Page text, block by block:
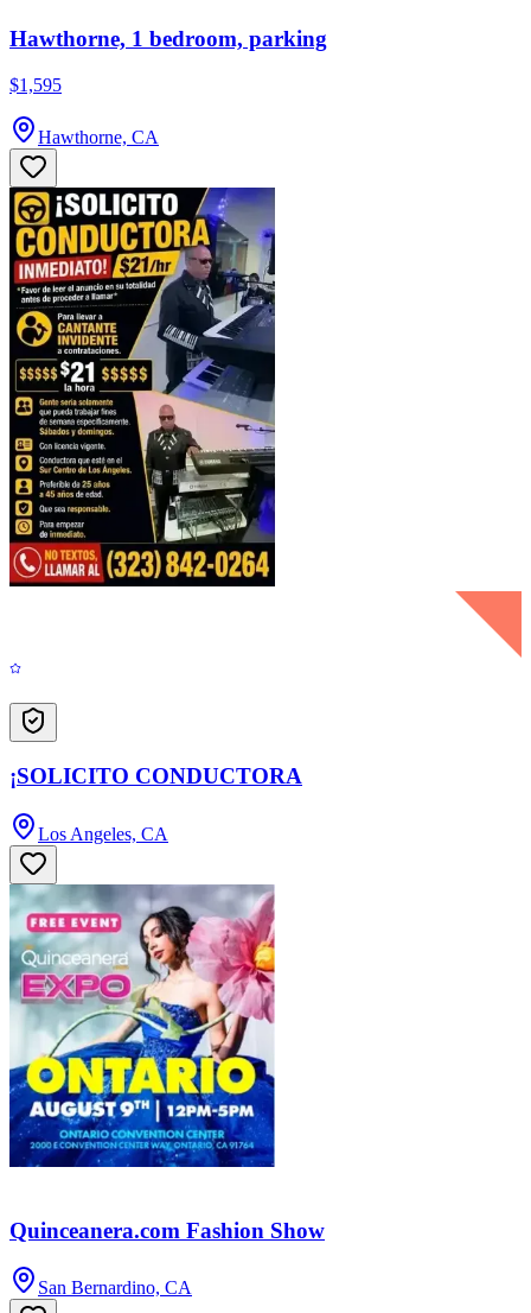
Hawthorne, 1 bedroom, parking
$1,595
Hawthorne, CA
¡SOLICITO CONDUCTORA
Los Angeles, CA
Quinceanera.com Fashion Show
San Bernardino, CA